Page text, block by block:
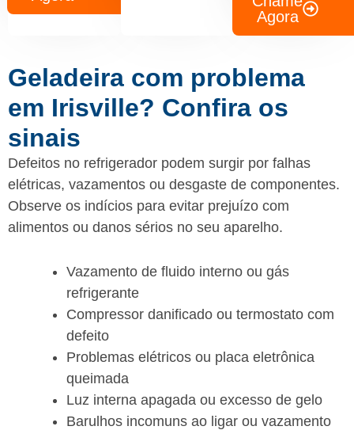
Agora
Geladeira com problema
em Irisville? Confira os
sinais
Defeitos no refrigerador podem surgir por falhas
elétricas, vazamentos ou desgaste de componentes.
Observe os indícios para evitar prejuízo com
alimentos ou danos sérios no seu aparelho.
Vazamento de fluido interno ou gás
refrigerante
Compressor danificado ou termostato com
defeito
Problemas elétricos ou placa eletrônica
queimada
Luz interna apagada ou excesso de gelo
Barulhos incomuns ao ligar ou vazamento